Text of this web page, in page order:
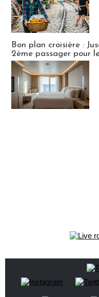
Bon plan croisière :
2ème passager pour